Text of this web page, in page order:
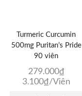
Turmeric Curcumin
500mg Puritan’s Pride
90 viên
279.000₫
3.100₫/Viên